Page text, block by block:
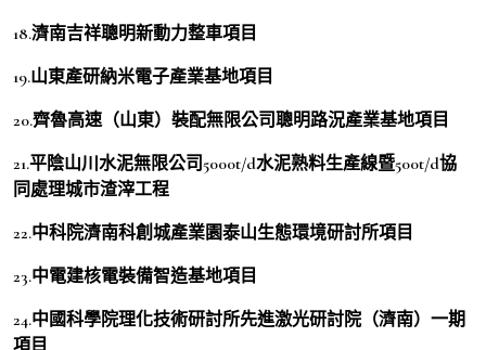
18.濟南吉祥聰明新動力整車項目
19.山東產研納米電子產業基地項目
20.齊魯高速（山東）裝配無限公司聰明路況產業基地項目
21.平陰山川水泥無限公司5000t/d水泥熟料生產線暨500t/d協
同處理城市渣滓工程
22.中科院濟南科創城產業園泰山生態環境研討所項目
23.中電建核電裝備智造基地項目
24.中國科學院理化技術研討所先進激光研討院（濟南）一期
項目